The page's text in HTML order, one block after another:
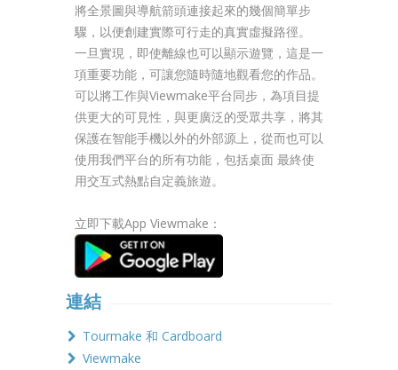
將全景圖與導航箭頭連接起來的幾個簡單步
驟，以便創建實際可行走的真實虛擬路徑。
一旦實現，即使離線也可以顯示遊覽，這是一
項重要功能，可讓您隨時隨地觀看您的作品。
可以將工作與Viewmake平台同步，為項目提
供更大的可見性，與更廣泛的受眾共享，將其
保護在智能手機以外的外部源上，從而也可以
使用我們平台的所有功能，包括桌面 最終使
用交互式熱點自定義旅遊。
立即下載App Viewmake：
連結
Tourmake 和 Cardboard
Viewmake